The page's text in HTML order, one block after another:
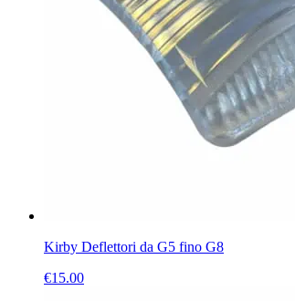
Kirby Deflettori da G5 fino G8
€15.00